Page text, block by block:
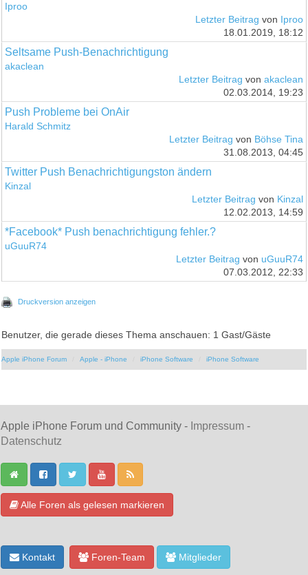
Iproo
Letzter Beitrag von Iproo
18.01.2019, 18:12
Seltsame Push-Benachrichtigung
akaclean
Letzter Beitrag von akaclean
02.03.2014, 19:23
Push Probleme bei OnAir
Harald Schmitz
Letzter Beitrag von Böhse Tina
31.08.2013, 04:45
Twitter Push Benachrichtigungston ändern
Kinzal
Letzter Beitrag von Kinzal
12.02.2013, 14:59
*Facebook* Push benachrichtigung fehler.?
uGuuR74
Letzter Beitrag von uGuuR74
07.03.2012, 22:33
Druckversion anzeigen
Benutzer, die gerade dieses Thema anschauen: 1 Gast/Gäste
Apple iPhone Forum Apple - iPhone iPhone Software iPhone Software
Apple iPhone Forum und Community - Impressum -
Datenschutz
Alle Foren als gelesen markieren
Kontakt Foren-Team Mitglieder